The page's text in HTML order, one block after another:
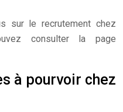
sur le recrutement chez
consulter la page
à pourvoir chez